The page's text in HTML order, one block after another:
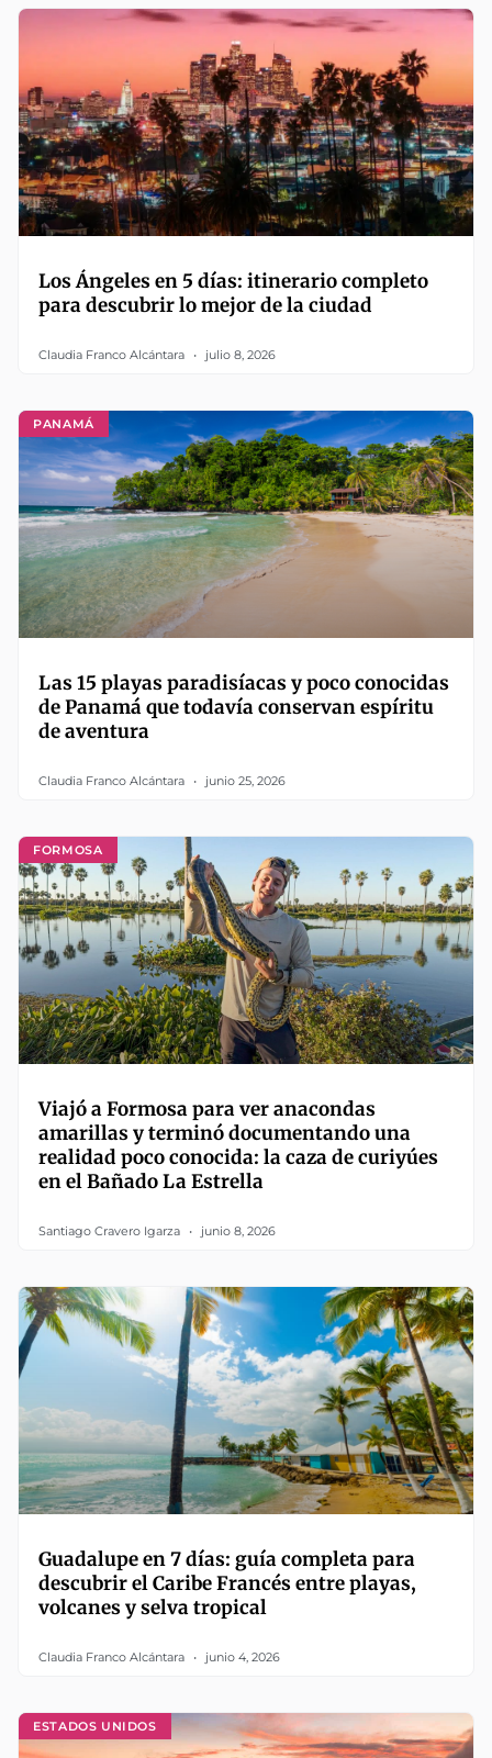
Los Ángeles en 5 días: itinerario completo
para descubrir lo mejor de la ciudad
Claudia Franco Alcántara julio 8, 2026
PANAMÁ
Las 15 playas paradisíacas y poco conocidas
de Panamá que todavía conservan espíritu
de aventura
Claudia Franco Alcántara junio 25, 2026
FORMOSA
Viajó a Formosa para ver anacondas
amarillas y terminó documentando una
realidad poco conocida: la caza de curiyúes
en el Bañado La Estrella
Santiago Cravero Igarza junio 8, 2026
Guadalupe en 7 días: guía completa para
descubrir el Caribe Francés entre playas,
volcanes y selva tropical
Claudia Franco Alcántara junio 4, 2026
ESTADOS UNIDOS